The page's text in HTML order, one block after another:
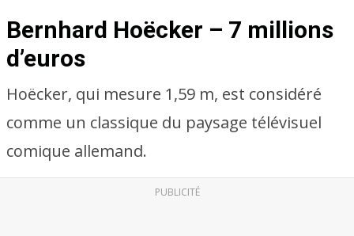
Bernhard Hoëcker – 7 millions
d’euros
Hoëcker, qui mesure 1,59 m, est considéré
comme un classique du paysage télévisuel
comique allemand.
PUBLICITÉ